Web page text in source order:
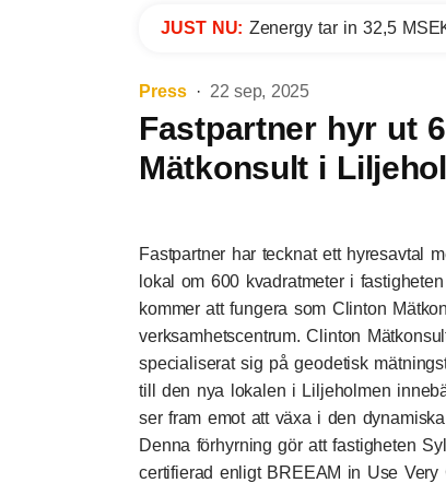
JUST NU: Zenergy tar in 32,5
Press 22 sep, 2025
Fastpartner hyr ut
Mätkonsult i
Fastpartner har tecknat ett hyresavtal
lokal om 600 kvadratmeter i
kommer att fungera som Clinton
verksamhetscentrum. Clinton
specialiserat sig på geodetisk
till den nya lokalen i Liljeholmen
ser fram emot att växa i den
Denna förhyrning gör att fastigheten
certifierad enligt BREEAM in Use